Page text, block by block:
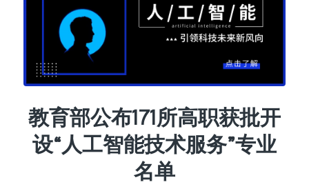
教育部公布171所高职获批开
设“人工智能技术服务”专业
名单